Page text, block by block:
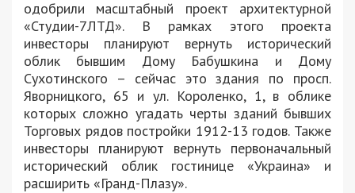
одобрили масштабный проект архитектурной
«Студии-7ЛТД». В рамках этого проекта
инвесторы планируют вернуть исторический
облик бывшим Дому Бабушкина и Дому
Сухотинского – сейчас это здания по просп.
Яворницкого, 65 и ул. Короленко, 1, в облике
которых сложно угадать черты зданий бывших
Торговых рядов постройки 1912-13 годов. Также
инвесторы планируют вернуть первоначальный
исторический облик гостинице «Украина» и
расширить «Гранд-Плазу».